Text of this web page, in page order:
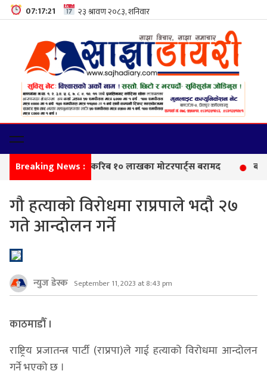
07:17:22
Breaking News :
गौ हत्याको विरोधमा राप्रपाले भदौ २७
गते आन्दोलन गर्ने
न्युज डेस्क September 11, 2023 at 8:43 pm
काठमाडौँ ।
राष्ट्रिय प्रजातन्त्र पार्टी (राप्रपा)ले गाई हत्याको विरोधमा आन्दोलन
गर्ने भएको छ ।